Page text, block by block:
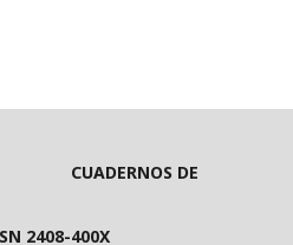
CUADERNOS DE
400X